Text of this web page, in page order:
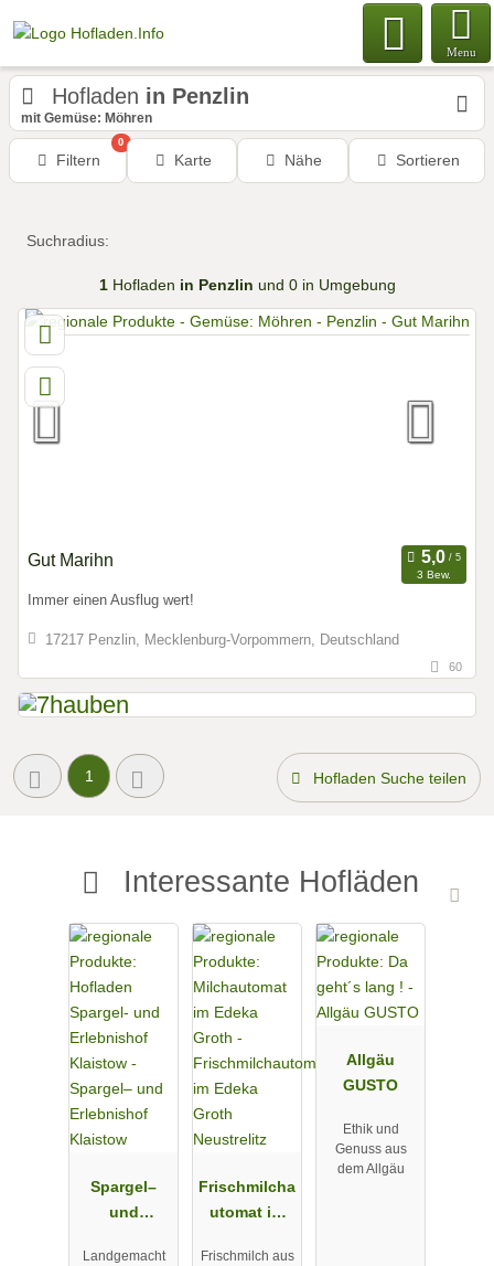
Menu
Hofladen in Penzlin
mit Gemüse: Möhren
Filtern
0
Karte Nähe Sortieren
Suchradius:
1Hofladen in Penzlin und 0 in Umgebung
Gut Marihn
3 Bew.
Immer einen Ausflug wert!
17217 Penzlin, Mecklenburg-Vorpommern, Deutschland
60
1 Hofladen Suche teilen
Interessante Hofläden
Spargel–
und
Klaistow
Landgemacht
Frischmilcha
utomat im
Neustrelitz
Frischmilch aus
Allgäu
GUSTO
Ethik und
Genuss aus
dem Allgäu